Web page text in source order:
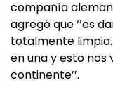
compañía
agregó que ‘’es
totalmente
en una y esto
continente’’.